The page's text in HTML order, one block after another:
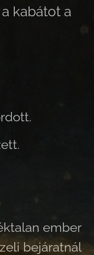
kabátot a
ember
bejáratnál